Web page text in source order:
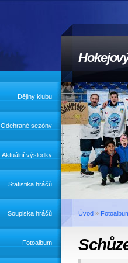
Dějiny klubu
Odehrané sezóny
Aktuální výsledky
Statistika hráčů
Soupiska hráčů
Fotoalbum
Úvod »